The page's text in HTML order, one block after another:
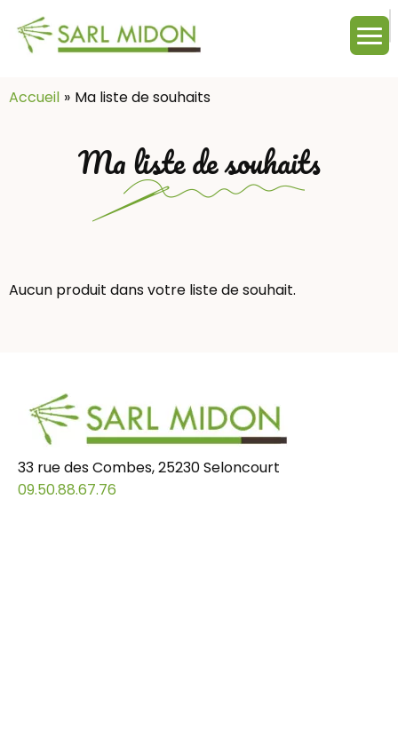
Accueil
Ma liste de souhaits
Ma liste de souhaits
Aucun produit dans votre liste de souhait.
33 rue des Combes, 25230 Seloncourt
09.50.88.67.76